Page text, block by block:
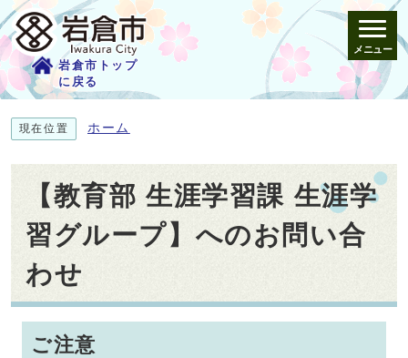
岩倉市トップ
に戻る
メニュー
現在位置 ホーム
【教育部 生涯学習課 生涯学
習グループ】へのお問い合
わせ
ご注意